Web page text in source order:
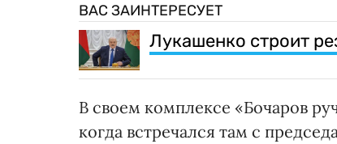
ВАС ЗАИНТЕРЕСУЕТ
Лукашенко строит
В своем комплексе «Бочаров
когда встречался там с